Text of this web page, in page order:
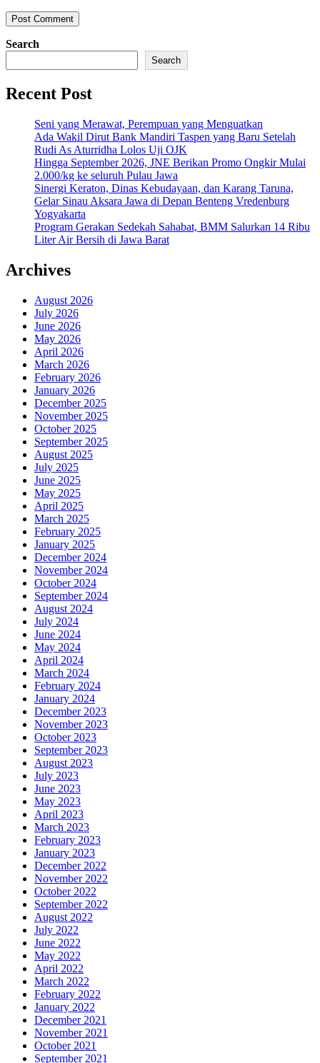
Search
Search
Recent Post
Seni yang Merawat, Perempuan yang Menguatkan
Ada Wakil Dirut Bank Mandiri Taspen yang Baru Setelah
Rudi As Aturridha Lolos Uji OJK
Hingga September 2026, JNE Berikan Promo Ongkir Mulai
2.000/kg ke seluruh Pulau Jawa
Sinergi Keraton, Dinas Kebudayaan, dan Karang Taruna,
Gelar Sinau Aksara Jawa di Depan Benteng Vredenburg
Yogyakarta
Program Gerakan Sedekah Sahabat, BMM Salurkan 14 Ribu
Liter Air Bersih di Jawa Barat
Archives
August 2026
July 2026
June 2026
May 2026
April 2026
March 2026
February 2026
January 2026
December 2025
November 2025
October 2025
September 2025
August 2025
July 2025
June 2025
May 2025
April 2025
March 2025
February 2025
January 2025
December 2024
November 2024
October 2024
September 2024
August 2024
July 2024
June 2024
May 2024
April 2024
March 2024
February 2024
January 2024
December 2023
November 2023
October 2023
September 2023
August 2023
July 2023
June 2023
May 2023
April 2023
March 2023
February 2023
January 2023
December 2022
November 2022
October 2022
September 2022
August 2022
July 2022
June 2022
May 2022
April 2022
March 2022
February 2022
January 2022
December 2021
November 2021
October 2021
September 2021